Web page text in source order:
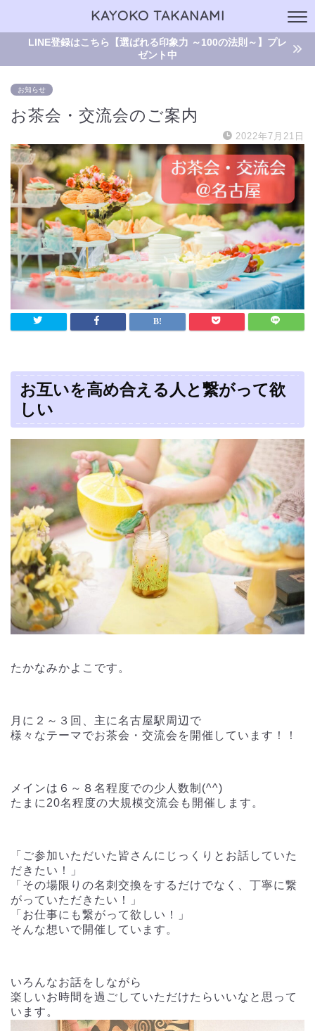
KAYOKO TAKANAMI
LINE登録はこちら【選ばれる印象力 ～100の法則～】プレ
ゼント中
お知らせ
お茶会・交流会のご案内
2022年7月21日
お互いを高め合え る人と繋がって欲
しい
たかなみかよこです。
月に２～３回、主に名古屋駅周辺で
様々なテーマでお茶会・交流会を開催しています！！
メインは６～８名程度での少人数制(^^)
たまに20名程度の大規模交流会も開催します。
「ご参加いただいた皆さんにじっくりとお話していた
だきたい！」
「その場限りの名刺交換をするだけでなく、丁寧に繋
がっていただきたい！」
「お仕事にも繋がって欲しい！」
そんな想いで開催しています。
いろんなお話をしながら
楽しいお時間を過ごしていただけたらいいなと思って
います。